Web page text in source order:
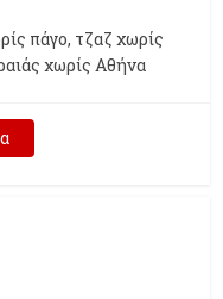
πάγο, τζαζ χωρίς
χωρίς Αθήνα